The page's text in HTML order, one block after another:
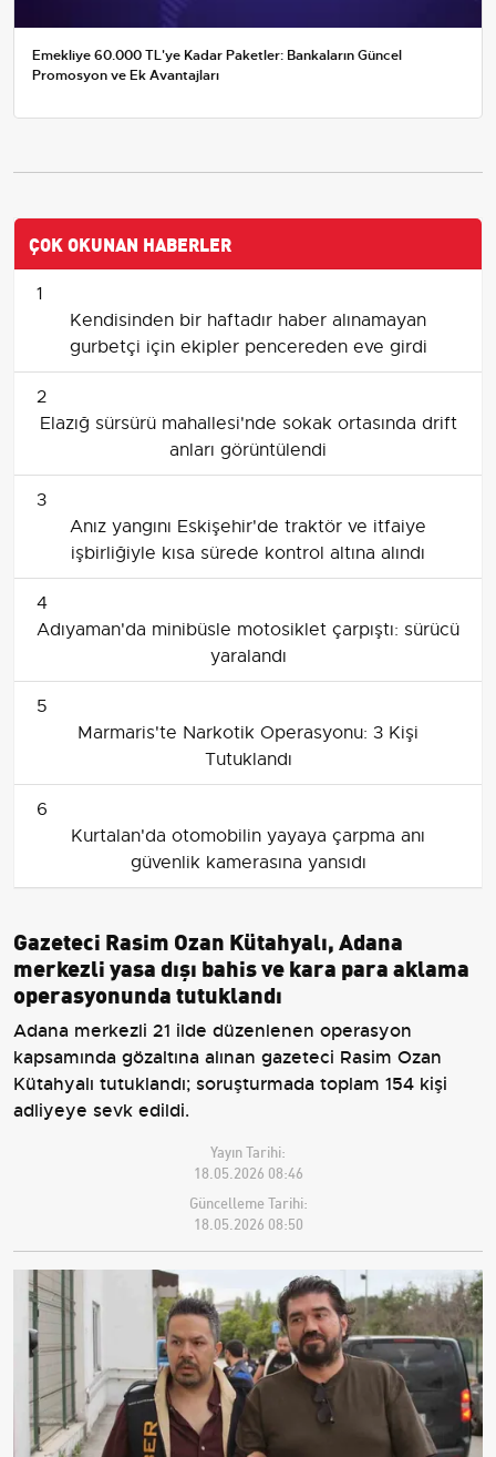
Emekliye 60.000 TL'ye Kadar Paketler: Bankaların Güncel
Promosyon ve Ek Avantajları
ÇOK OKUNAN HABERLER
1
Kendisinden bir haftadır haber alınamayan
gurbetçi için ekipler pencereden eve girdi
2
Elazığ sürsürü mahallesi'nde sokak ortasında drift
anları görüntülendi
3
Anız yangını Eskişehir'de traktör ve itfaiye
işbirliğiyle kısa sürede kontrol altına alındı
4
Adıyaman'da minibüsle motosiklet çarpıştı: sürücü
yaralandı
5
Marmaris'te Narkotik Operasyonu: 3 Kişi
Tutuklandı
6
Kurtalan'da otomobilin yayaya çarpma anı
güvenlik kamerasına yansıdı
Gazeteci Rasim Ozan Kütahyalı, Adana
merkezli yasa dışı bahis ve kara para aklama
operasyonunda tutuklandı
Adana merkezli 21 ilde düzenlenen operasyon
kapsamında gözaltına alınan gazeteci Rasim Ozan
Kütahyalı tutuklandı; soruşturmada toplam 154 kişi
adliyeye sevk edildi.
Yayın Tarihi:
18.05.2026 08:46
Güncelleme Tarihi:
18.05.2026 08:50